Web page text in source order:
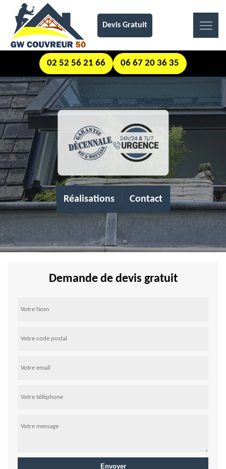
Devis Gratuit
02 52 56 21 66 06 67 20 36 35
Réalisations Contact
Demande de devis gratuit